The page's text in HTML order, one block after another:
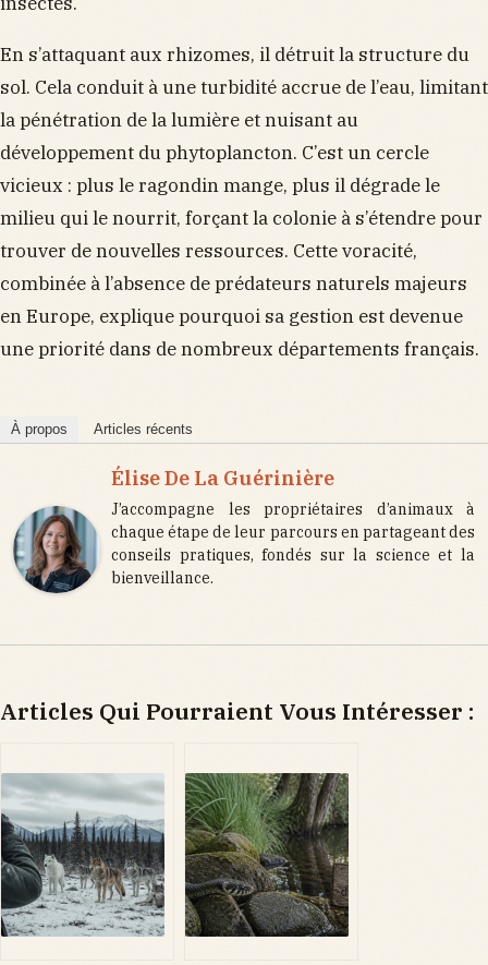
En s’attaquant aux rhizomes, il détruit la structure du
sol. Cela conduit à une turbidité accrue de l’eau, limitant
la pénétration de la lumière et nuisant au
développement du phytoplancton. C’est un cercle
vicieux : plus le ragondin mange, plus il dégrade le
milieu qui le nourrit, forçant la colonie à s’étendre pour
trouver de nouvelles ressources. Cette voracité,
combinée à l’absence de prédateurs naturels majeurs
en Europe, explique pourquoi sa gestion est devenue
une priorité dans de nombreux départements français.
À propos Articles récents
Élise De La Guérinière
J’accompagne les propriétaires d’animaux à
chaque étape de leur parcours en partageant des
conseils pratiques, fondés sur la science et la
bienveillance.
Articles Qui Pourraient Vous Intéresser :